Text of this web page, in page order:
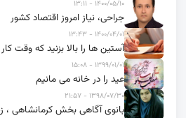
۱۴۰۰/۰۵/۱۰ - ۱۳:۱۱
جراحی، نیاز امروز اقتصاد کشور
۱۴۰۰/۰۴/۰۱ - ۱۳:۴۳
آستین ها را بالا بزنید که وقت
۱۳۹۹/۰۱/۰۱ - ۱۵:۰۸
عید را در خانه می مانیم
۱۳۹۸/۰۷/۳۰ - ۲۱:۵۷
بانوی آگاهی بخش کرمانشاهی